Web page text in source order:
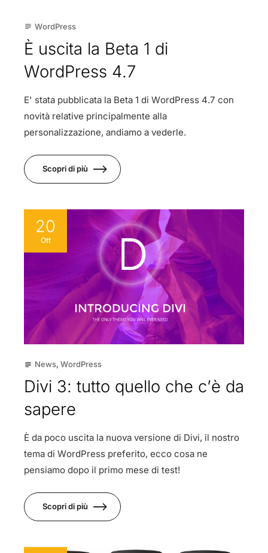
subject WordPress
È uscita la Beta 1 di
WordPress 4.7
E' stata pubblicata la Beta 1 di WordPress 4.7 con
novità relative principalmente alla
personalizzazione, andiamo a vederle.
Scopri di più
20
Ott
subject News, WordPress
Divi 3: tutto quello che c’è da
sapere
È da poco uscita la nuova versione di Divi, il nostro
tema di WordPress preferito, ecco cosa ne
pensiamo dopo il primo mese di test!
Scopri di più